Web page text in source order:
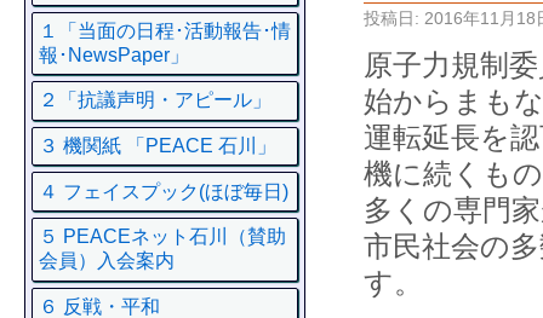
投稿日: 2016年11月18
原子力規制
始からまも
運転延長を
機に続くも
多くの専門
市民社会の
す。
１「当面の日程･活動報告･情
報･NewsPaper」
２「抗議声明・アピール」
３ 機関紙 「PEACE 石川」
４ フェイスプック(ほぼ毎日)
５ PEACEネット石川（賛助
会員）入会案内
６ 反戦・平和